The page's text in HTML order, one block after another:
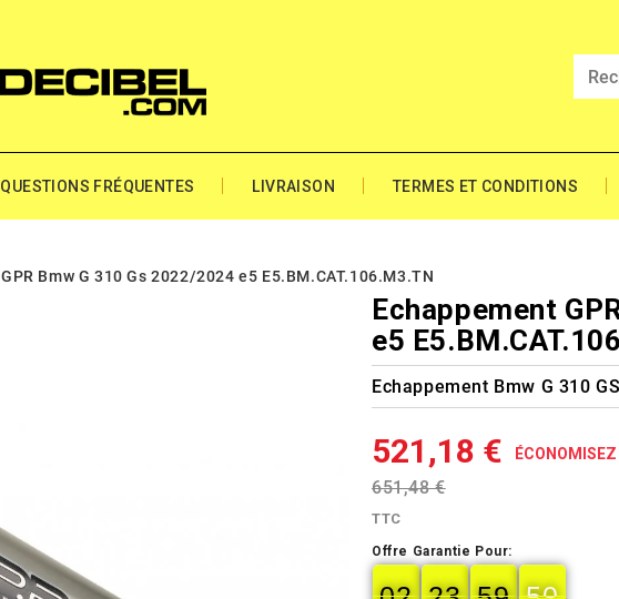
QUESTIONS FRÉQUENTES LIVRAISON TERMES ET CONDITIONS
GPR Bmw G 310 Gs 2022/2024 e5 E5.BM.CAT.106.M3.TN
Echappement
e5
Echappement Bmw G 310
521,18 €
651,48 €
TTC
Offre Garantie Pour: